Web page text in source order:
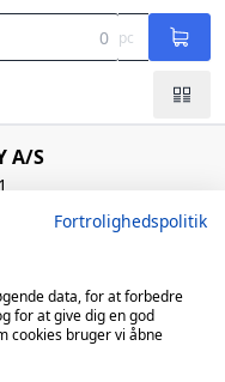
pc
A/S
8:00 – 15:00
Fortrolighedspolitik
data, for at forbedre
for at give dig en god
cookies bruger vi åbne